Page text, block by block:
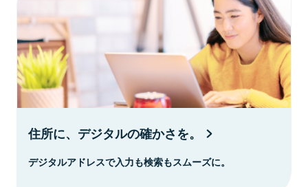
住所に、デジタルの確かさを。
デジタルアドレスで入力も検索もスムーズに。